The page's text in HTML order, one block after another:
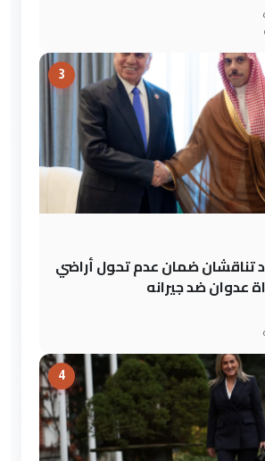
3
تناقشان ضمان عدم تحول أراضي
عدوان ضد جيرانه
4